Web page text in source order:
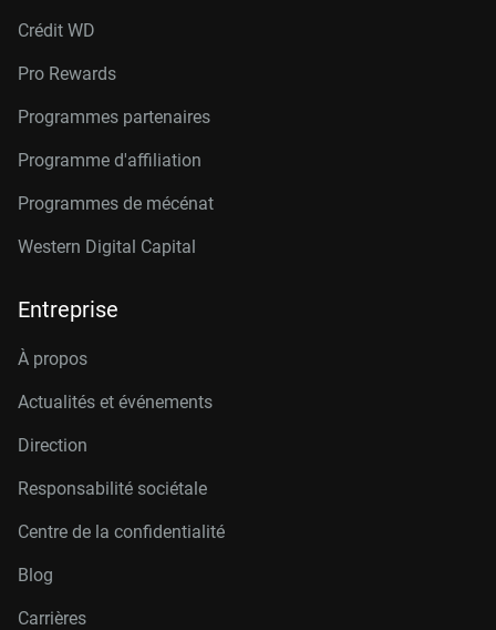
Crédit WD
Pro Rewards
Programmes partenaires
Programme d'affiliation
Programmes de mécénat
Western Digital Capital
Entreprise
À propos
Actualités et événements
Direction
Responsabilité sociétale
Centre de la confidentialité
Blog
Carrières